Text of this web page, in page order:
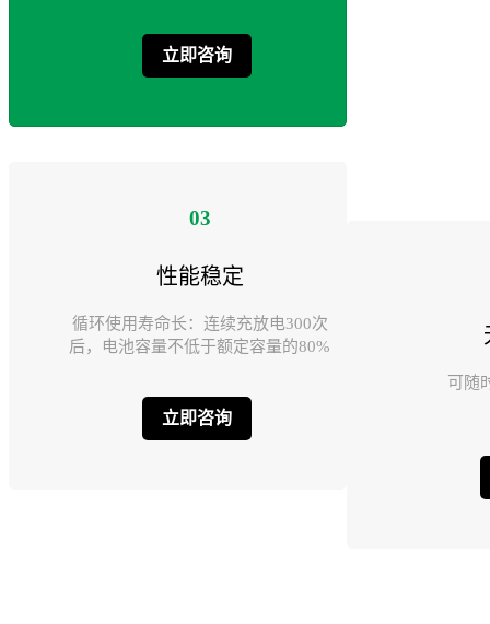
立即咨询
03
性能稳定
循环使用寿命长：连续充放电300次
后，电池容量不低于额定容量的80%
立即咨询
可随